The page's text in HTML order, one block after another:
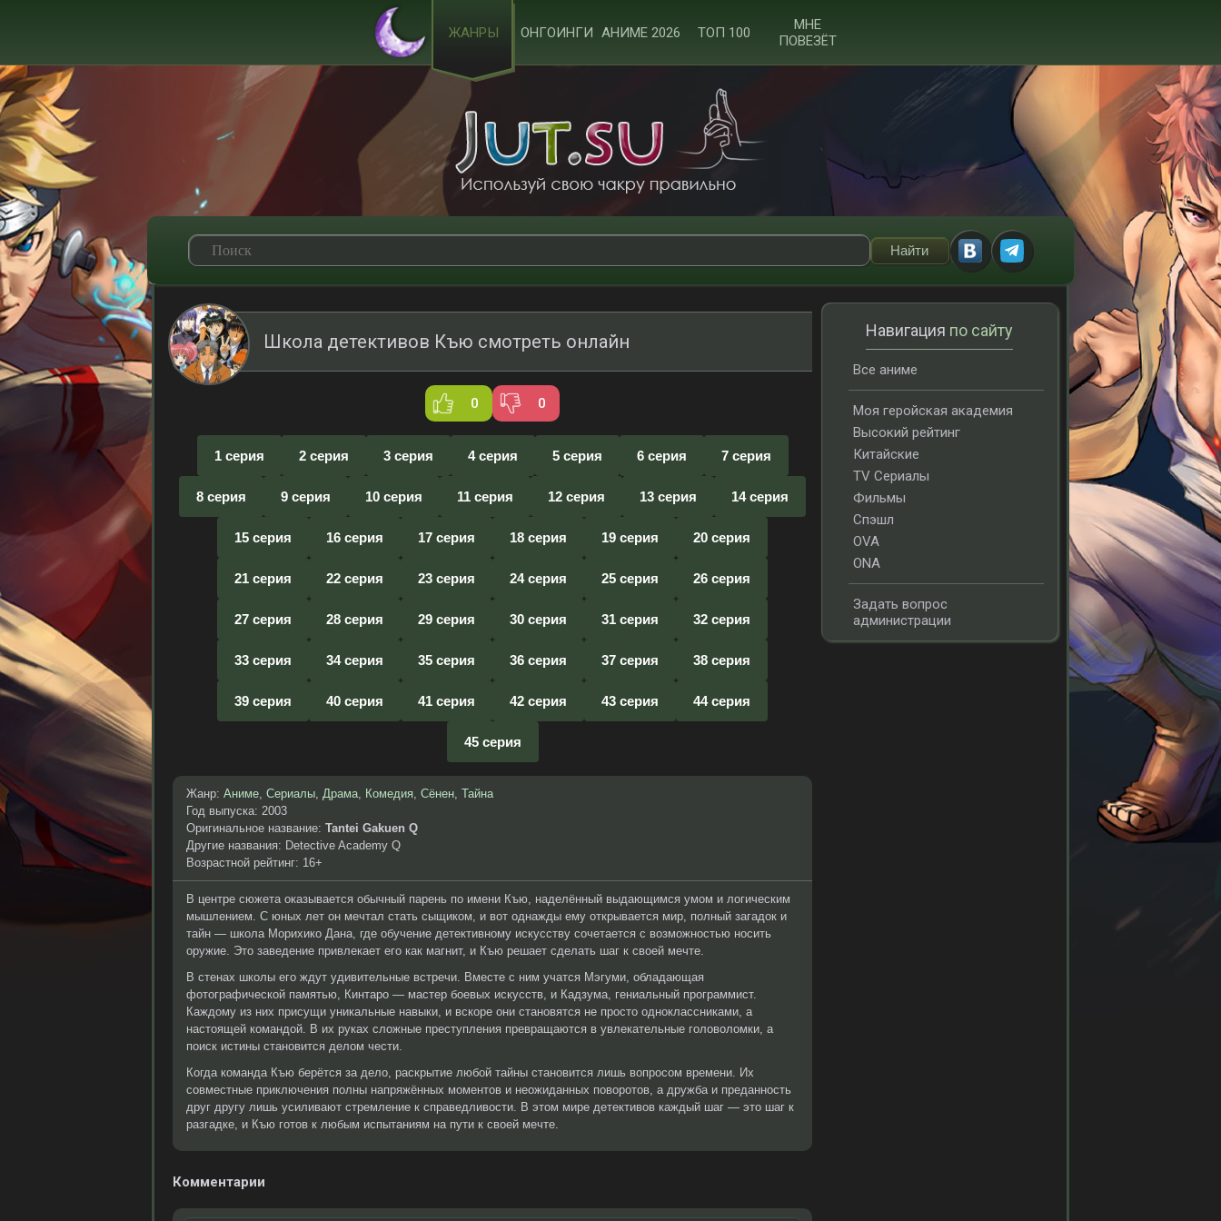
ЖАНРЫ ОНГОИНГИ АНИМЕ 2026 ТОП 100
МНЕ
ПОВЕЗЁТ
Школа детективов Къю смотреть онлайн
0 0
1 серия 2 серия 3 серия 4 серия 5 серия 6 серия 7 серия
8 серия 9 серия 10 серия 11 серия 12 серия 13 серия 14 серия
15 серия 16 серия 17 серия 18 серия 19 серия 20 серия
21 серия 22 серия 23 серия 24 серия 25 серия 26 серия
27 серия 28 серия 29 серия 30 серия 31 серия 32 серия
33 серия 34 серия 35 серия 36 серия 37 серия 38 серия
39 серия 40 серия 41 серия 42 серия 43 серия 44 серия
45 серия
Жанр: Аниме, Сериалы, Драма, Комедия, Сёнен, Тайна
Год выпуска: 2003
Оригинальное название: Tantei Gakuen Q
Другие названия: Detective Academy Q
Возрастной рейтинг: 16+
В центре сюжета оказывается обычный парень по имени Къю, наделённый выдающимся умом и логическим
мышлением. С юных лет он мечтал стать сыщиком, и вот однажды ему открывается мир, полный загадок и
тайн — школа Морихико Дана, где обучение детективному искусству сочетается с возможностью носить
оружие. Это заведение привлекает его как магнит, и Къю решает сделать шаг к своей мечте.
В стенах школы его ждут удивительные встречи. Вместе с ним учатся Мэгуми, обладающая
фотографической памятью, Кинтаро — мастер боевых искусств, и Кадзума, гениальный программист.
Каждому из них присущи уникальные навыки, и вскоре они становятся не просто одноклассниками, а
настоящей командой. В их руках сложные преступления превращаются в увлекательные головоломки, а
поиск истины становится делом чести.
Когда команда Къю берётся за дело, раскрытие любой тайны становится лишь вопросом времени. Их
совместные приключения полны напряжённых моментов и неожиданных поворотов, а дружба и преданность
друг другу лишь усиливают стремление к справедливости. В этом мире детективов каждый шаг — это шаг к
разгадке, и Къю готов к любым испытаниям на пути к своей мечте.
Комментарии
Навигация по сайту
Все аниме
Моя геройская академия
Высокий рейтинг
Китайские
TV Сериалы
Фильмы
Спэшл
OVA
ONA
Задать вопрос
администрации